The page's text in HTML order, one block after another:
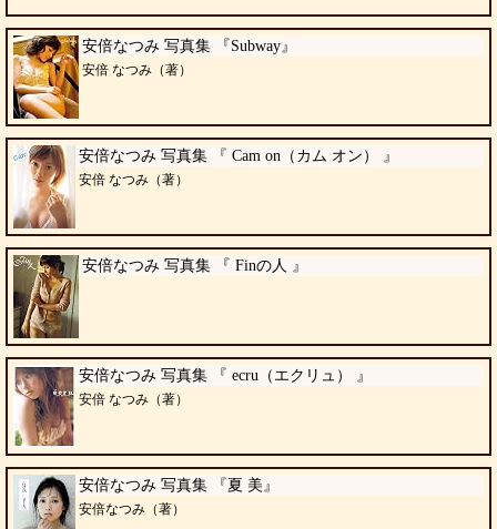
安倍なつみ 写真集 『Subway』
安倍 なつみ（著）
安倍なつみ 写真集 『 Cam on（カム オン） 』
安倍 なつみ（著）
安倍なつみ 写真集 『 Finの人 』
安倍なつみ 写真集 『 ecru（エクリュ） 』
安倍 なつみ（著）
安倍なつみ 写真集 『夏 美』
安倍なつみ（著）